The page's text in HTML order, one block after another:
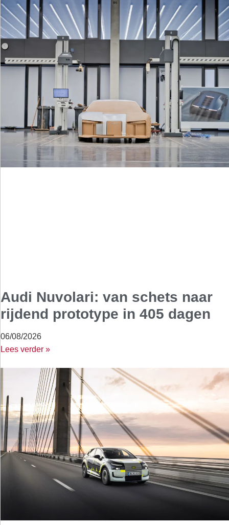
Audi Nuvolari: van schets naar
rijdend prototype in 405 dagen
06/08/2026
Lees verder »